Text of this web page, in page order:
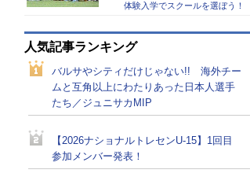
体験入学でスクールを選ぼう！
人気記事ランキング
バルサやシティだけじゃない!! 海外チー
ムと互角以上にわたりあった日本人選手
たち／ジュニサカMIP
【2026ナショナルトレセンU-15】1回目
参加メンバー発表！